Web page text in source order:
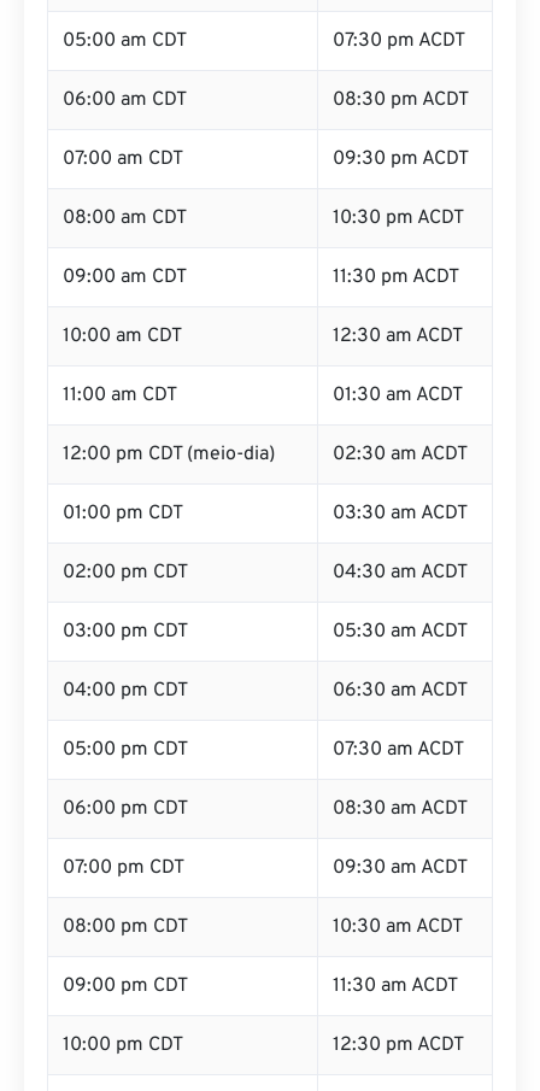
05:00 am CDT 07:30 pm ACDT
06:00 am CDT 08:30 pm ACDT
07:00 am CDT 09:30 pm ACDT
08:00 am CDT 10:30 pm ACDT
09:00 am CDT 11:30 pm ACDT
10:00 am CDT 12:30 am ACDT
11:00 am CDT 01:30 am ACDT
12:00 pm CDT (meio-dia) 02:30 am ACDT
01:00 pm CDT 03:30 am ACDT
02:00 pm CDT 04:30 am ACDT
03:00 pm CDT 05:30 am ACDT
04:00 pm CDT 06:30 am ACDT
05:00 pm CDT 07:30 am ACDT
06:00 pm CDT 08:30 am ACDT
07:00 pm CDT 09:30 am ACDT
08:00 pm CDT 10:30 am ACDT
09:00 pm CDT 11:30 am ACDT
10:00 pm CDT 12:30 pm ACDT